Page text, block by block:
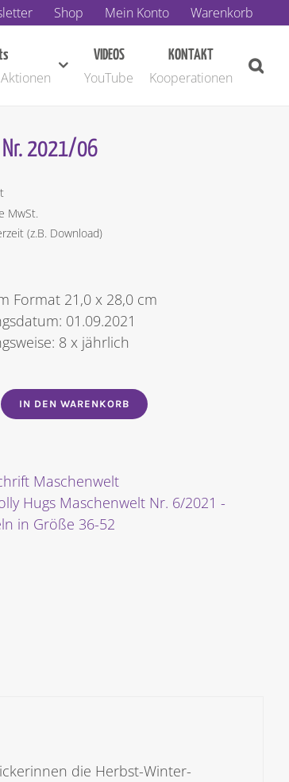
Shop Mein Konto Warenkorb
VIDEOS
YouTube
KONTAKT
Kooperationen
Nr. 2021/06
MwSt.
(z.B. Download)
Format 21,0 x 28,0 cm
01.09.2021
8 x jährlich
IN DEN WARENKORB
Maschenwelt
Hugs Maschenwelt Nr. 6/2021 -
in Größe 36-52
die Herbst-Winter-